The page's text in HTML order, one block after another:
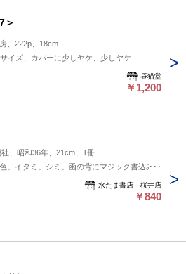
＞
、222p、18cm
イズ、カバーに少しヤケ、少しヤケ
昼猫堂
￥1,200
、昭和36年、21cm、1冊
。イタミ。シミ。函の背にマジック書込み。
水たま書店 桜井店
￥840